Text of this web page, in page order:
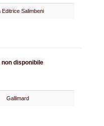
Editrice Salimbeni
disponibile
Gallimard